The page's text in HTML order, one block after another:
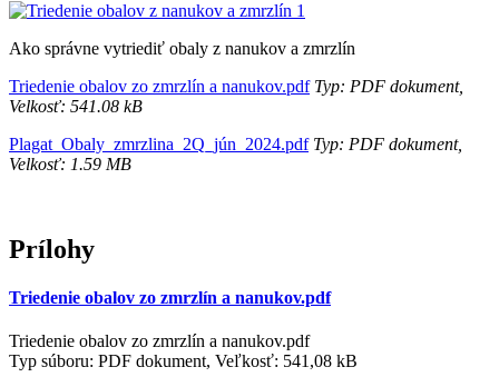
Ako správne vytriediť obaly z nanukov a zmrzlín
Triedenie obalov zo zmrzlín a nanukov.pdfTyp: PDF dokument,
Velkosť: 541.08 kB
Plagat_Obaly_zmrzlina_2Q_jún_2024.pdfTyp: PDF dokument,
Velkosť: 1.59 MB
Prílohy
Triedenie obalov zo zmrzlín a nanukov.pdf
Triedenie obalov zo zmrzlín a nanukov.pdf
Typ súboru: PDF dokument, Veľkosť: 541,08 kB